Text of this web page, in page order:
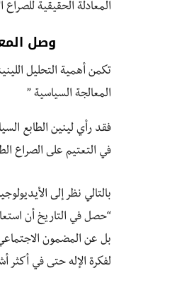
المعادلة الحقيقية
وصل
تكمن أهمية التحليل
المعالجة السياسية ”
فقد رأي لينين الطابع
في التعتيم على الصراع
بالتالي نظر إلى
“حصل في التاريخ أن
بل عن المضمون
لفكرة الإله حتى في أكثر